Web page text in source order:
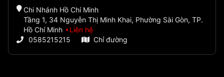
Chi Nhánh Hồ Chí Minh
Tầng 1, 34 Nguyễn Thị Minh Khai, Phường Sài Gòn, TP.
Hồ Chí Minh
Liên hệ
0585215215
Chỉ đường